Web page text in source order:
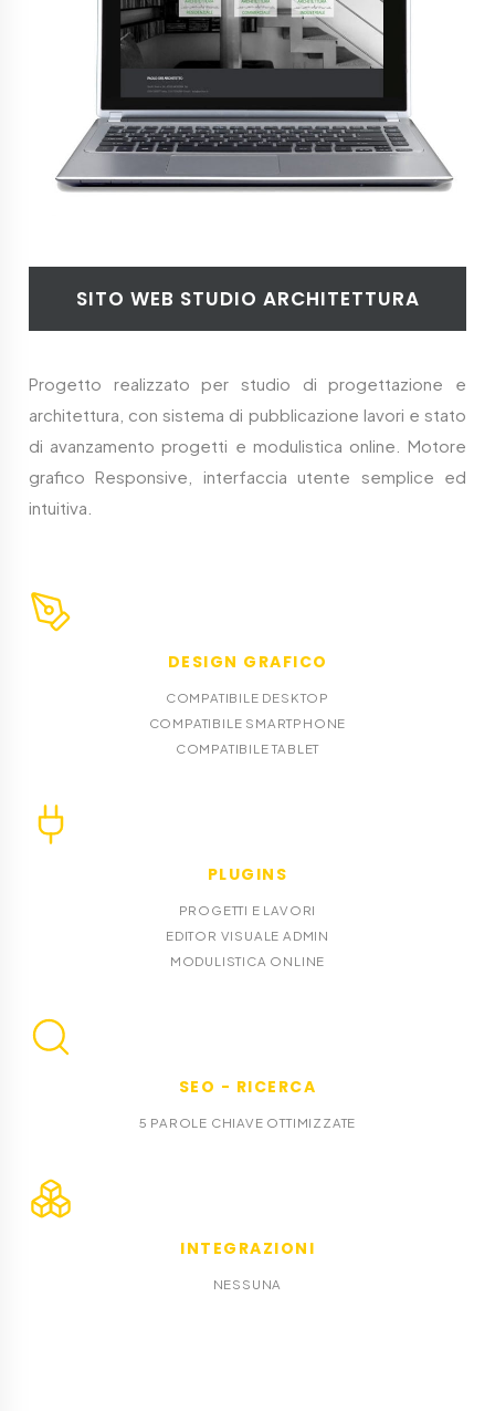
SITO WEB STUDIO ARCHITETTURA
Progetto realizzato per studio di progettazione e
architettura, con sistema di pubblicazione lavori e stato
di avanzamento progetti e modulistica online. Motore
grafico Responsive, interfaccia utente semplice ed
intuitiva.
DESIGN GRAFICO
COMPATIBILE DESKTOP
COMPATIBILE SMARTPHONE
COMPATIBILE TABLET
PLUGINS
PROGETTI E LAVORI
EDITOR VISUALE ADMIN
MODULISTICA ONLINE
SEO - RICERCA
5 PAROLE CHIAVE OTTIMIZZATE
INTEGRAZIONI
NESSUNA